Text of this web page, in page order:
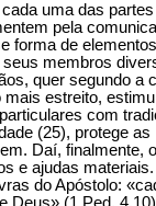
uma das
pela
forma de
membros
quer segundo a
estreito,
com
(25), protege
Daí,
e ajudas
do Apóstolo: